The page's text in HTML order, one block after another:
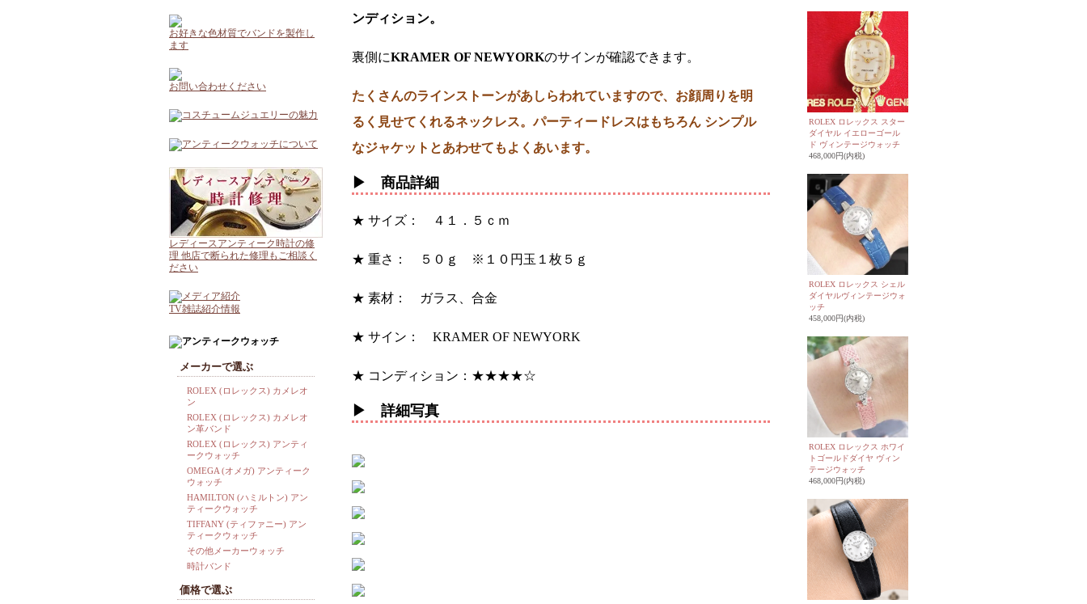
ンディション。
裏側にKRAMER OF NEWYORKのサインが確認できます。
たくさんのラインストーンがあしらわれていますので、お顔周りを明
るく見せてくれるネックレス。パーティードレスはもちろん シンプル
なジャケットとあわせてもよくあいます。
▶ 商品詳細
★ サイズ： ４１．５ｃｍ
★ 重さ： ５０ｇ ※１０円玉１枚５ｇ
★ 素材： ガラス、合金
★ サイン： KRAMER OF NEWYORK
★ コンディション：★★★★☆
▶ 詳細写真
お好きな色材質でバンドを製作し
ます
お問い合わせください
レディースアンティーク時計の修
理 他店で断られた修理もご相談く
ださい
TV雑誌紹介情報
メーカーで選ぶ
ROLEX (ロレックス) カメレオ
ン
ROLEX (ロレックス) カメレオ
ン革バンド
ROLEX (ロレックス) アンティ
ークウォッチ
OMEGA (オメガ) アンティーク
ウォッチ
HAMILTON (ハミルトン) アン
ティークウォッチ
TIFFANY (ティファニー) アン
ティークウォッチ
その他メーカーウォッチ
時計バンド
価格で選ぶ
ROLEX ロレックス スター
ダイヤル イエローゴール
ド ヴィンテージウォッチ
468,000円(内税)
ROLEX ロレックス シェル
ダイヤルヴィンテージウォ
ッチ
458,000円(内税)
ROLEX ロレックス ホワイ
トゴールドダイヤ ヴィン
テージウォッチ
468,000円(内税)